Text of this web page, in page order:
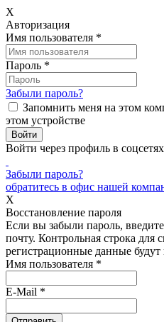
X
Авторизация
Имя пользователя *
Пароль *
Забыли пароль?
Запомнить меня на этом
этом устройстве
Войти через профиль в соцсетях
Забыли пароль?
обратитесь в офис нашей
X
Восстановление пароля
Если вы забыли пароль,
почту. Контрольная строка для
регистрационные данные
Имя пользователя *
E-Mail *